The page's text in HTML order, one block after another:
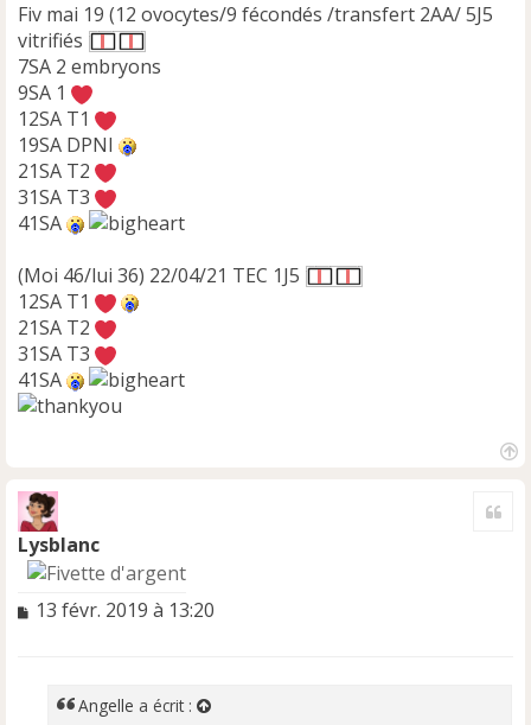
Fiv mai 19 (12 ovocytes/9 fécondés /transfert 2AA/ 5J5
vitrifiés
7SA 2 embryons
9SA 1
12SA T1
19SA DPNI
21SA T2
31SA T3
41SA
(Moi 46/lui 36) 22/04/21 TEC 1J5
12SA T1
21SA T2
31SA T3
41SA
Lysblanc
M
13 févr. 2019 à 13:20
Angelle a écrit :